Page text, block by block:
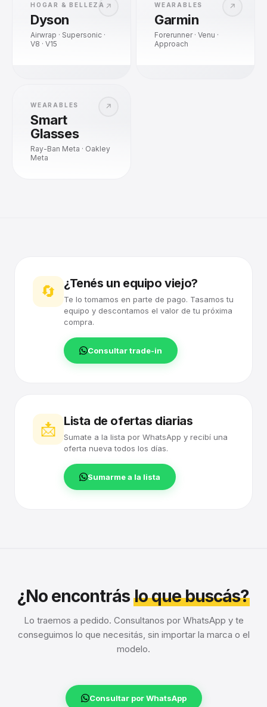
↗
HOGAR & BELLEZA
Dyson
Airwrap · Supersonic ·
V8 · V15
↗
WEARABLES
Garmin
Forerunner · Venu ·
Approach
↗
WEARABLES
Smart
Glasses
Ray-Ban Meta · Oakley
Meta
🔄 ¿Tenés un equipo viejo?
Te lo tomamos en parte de pago. Tasamos tu
equipo y descontamos el valor de tu próxima
compra.
Consultar trade-in
📩 Lista de ofertas diarias
Sumate a la lista por WhatsApp y recibí una
oferta nueva todos los días.
Sumarme a la lista
¿No encontráslo que buscás?
Lo traemos a pedido. Consultanos por WhatsApp y te
conseguimos lo que necesitás, sin importar la marca o el
modelo.
Consultar por WhatsApp